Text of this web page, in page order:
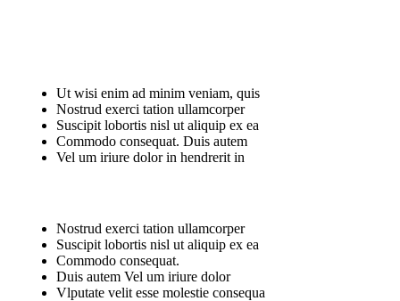
Ut wisi enim ad minim veniam, quis
Nostrud exerci tation ullamcorper
Suscipit lobortis nisl ut aliquip ex ea
Commodo consequat. Duis autem
Vel um iriure dolor in hendrerit in
Nostrud exerci tation ullamcorper
Suscipit lobortis nisl ut aliquip ex ea
Commodo consequat.
Duis autem Vel um iriure dolor
Vlputate velit esse molestie consequa